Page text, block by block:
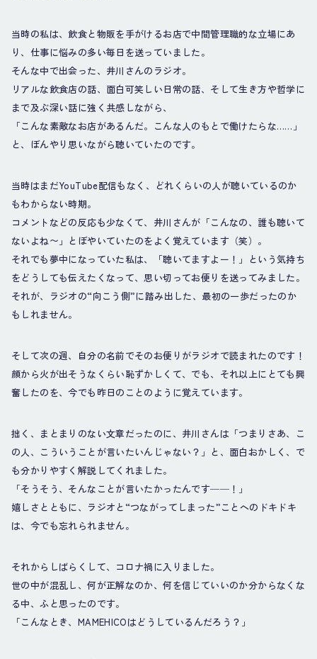
当時の私は、飲食と物販を手がけるお店で中間管理職的な立場にあ
り、仕事に悩みの多い毎日を送っていました。
そんな中で出会った、井川さんのラジオ。
リアルな飲食店の話、面白可笑しい日常の話、そして生き方や哲学に
まで及ぶ深い話に強く共感しながら、
「こんな素敵なお店があるんだ。こんな人のもとで働けたらな……」
と、ぼんやり思いながら聴いていたのです。
当時はまだYouTube配信もなく、どれくらいの人が聴いているのか
もわからない時期。
コメントなどの反応も少なくて、井川さんが「こんなの、誰も聴いて
ないよね〜」とぼやいていたのをよく覚えています（笑）。
それでも夢中になっていた私は、「聴いてますよー！」という気持ち
をどうしても伝えたくなって、思い切ってお便りを送ってみました。
それが、ラジオの“向こう側”に踏み出した、最初の一歩だったのか
もしれません。
そして次の週、自分の名前でそのお便りがラジオで読まれたのです！
顔から火が出そうなくらい恥ずかしくて、でも、それ以上にとても興
奮したのを、今でも昨日のことのように覚えています。
拙く、まとまりのない文章だったのに、井川さんは「つまりさあ、こ
の人、こういうことが言いたいんじゃない？」と、面白おかしく、で
も分かりやすく解説してくれました。
「そうそう、そんなことが言いたかったんです──！」
嬉しさとともに、ラジオと“つながってしまった”ことへのドキドキ
は、今でも忘れられません。
それからしばらくして、コロナ禍に入りました。
世の中が混乱し、何が正解なのか、何を信じていいのか分からなくな
る中、ふと思ったのです。
「こんなとき、MAMEHICOはどうしているんだろう？」